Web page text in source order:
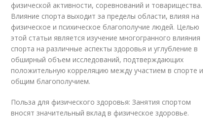
физической активности, соревнований и товарищества.
Влияние спорта выходит за пределы области, влияя на
физическое и психическое благополучие людей. Целью
этой статьи является изучение многогранного влияния
спорта на различные аспекты здоровья и углубление в
обширный объем исследований, подтверждающих
положительную корреляцию между участием в спорте и
общим благополучием.
Польза для физического здоровья: Занятия спортом
вносят значительный вклад в физическое здоровье.